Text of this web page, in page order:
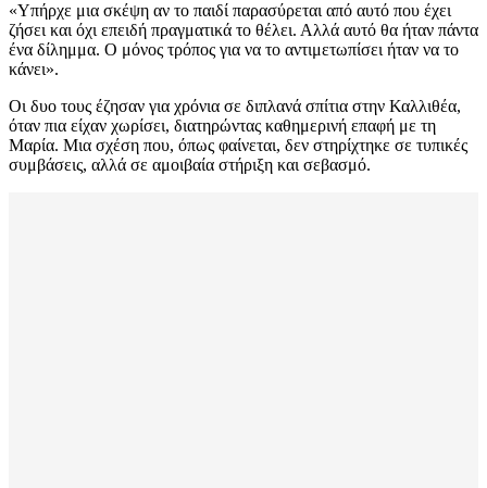
«Υπήρχε μια σκέψη αν το παιδί παρασύρεται από αυτό που έχει
ζήσει και όχι επειδή πραγματικά το θέλει. Αλλά αυτό θα ήταν πάντα
ένα δίλημμα. Ο μόνος τρόπος για να το αντιμετωπίσει ήταν να το
κάνει».
Οι δυο τους έζησαν για χρόνια σε διπλανά σπίτια στην Καλλιθέα,
όταν πια είχαν χωρίσει, διατηρώντας καθημερινή επαφή με τη
Μαρία. Μια σχέση που, όπως φαίνεται, δεν στηρίχτηκε σε τυπικές
συμβάσεις, αλλά σε αμοιβαία στήριξη και σεβασμό.